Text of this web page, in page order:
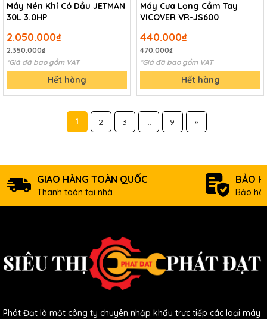
Máy Nén Khí Có Dầu JETMAN
30L 3.0HP
2.050.000₫
2.350.000₫
*Giá đã bao gồm VAT
Hết hàng
Máy Cưa Lọng Cầm Tay
VICOVER VR-JS600
440.000₫
470.000₫
*Giá đã bao gồm VAT
Hết hàng
1 2 3 ... 9 »
GIAO HÀNG TOÀN QUỐC
Thanh toán tại nhà
BẢO
Bảo
Phát Đạt là một công ty chuyên nhập khẩu trực tiếp các loại máy